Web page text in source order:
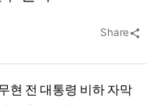
Share share
현 전 대통령 비하 자막